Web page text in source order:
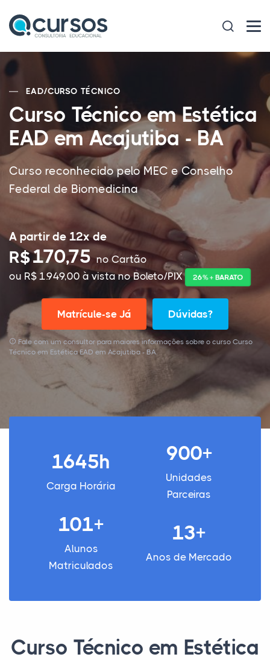
EAD/CURSO TÉCNICO
Curso Técnico em Estética
EAD em Acajutiba - BA
Curso reconhecido pelo MEC e Conselho
Federal de Biomedicina
A partir de 12x de
R$170,75no Cartão
ou R$ 1.949,00 à vista no Boleto/PIX
26% + BARATO
Matrícule-se Já Dúvidas?
Fale com um consultor para maiores informações sobre o curso Curso
Técnico em Estética EAD em Acajutiba - BA.
1645h
Carga Horária
900+
Unidades
Parceiras
101+
Alunos
Matriculados
13+
Anos de Mercado
Curso Técnico em Estética